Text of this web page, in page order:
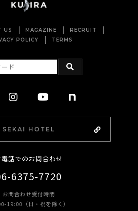
US MAGAZINE
RECRUIT
POLICY
TERMS
SEKAI HOTEL
電話でのお問合わせ
6375-7720
お問合わせ受付時間
19:00（日・祝を除く）